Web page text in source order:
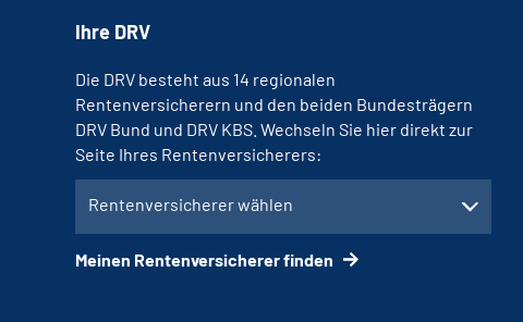
Ihre DRV
Die DRV besteht aus 14 regionalen
Rentenversicherern und den beiden Bundesträgern
DRV Bund und DRV KBS. Wechseln Sie hier direkt zur
Seite Ihres Rentenversicherers:
Rentenversicherer wählen
Meinen Rentenversicherer finden